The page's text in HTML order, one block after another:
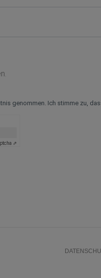
genommen. Ich stimme zu,
⇗